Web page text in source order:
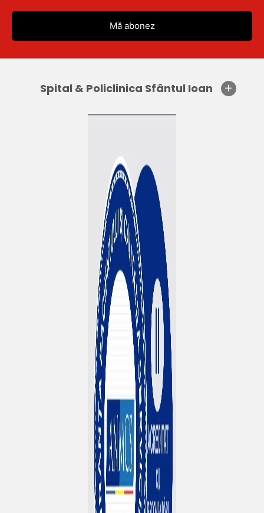
Spital & Policlinica Sfântul Ioan